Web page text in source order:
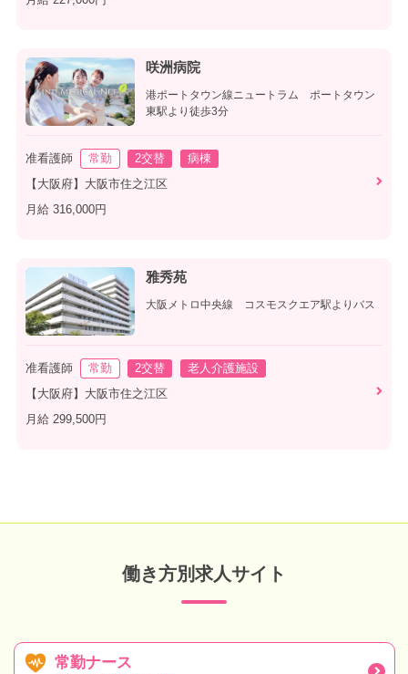
咲洲病院
港ポートタウン線ニュートラム ポートタウン
東駅より徒歩3分
准看護師 常勤 2交替
病棟
【大阪府】大阪市住之江区
月給 316,000円
雅秀苑
大阪メトロ中央線 コスモスクエア駅よりバス
准看護師 常勤 2交替
老人介護施設
【大阪府】大阪市住之江区
月給 299,500円
働き方別求人サイト
常勤ナース